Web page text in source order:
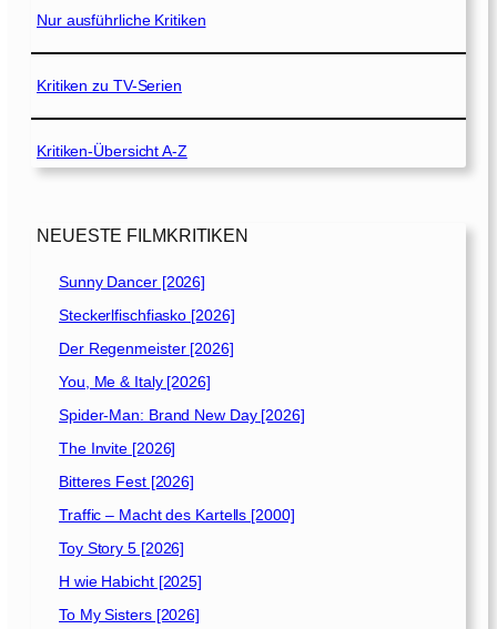
„
O
l
T
w
e
h
“
2
0
0
]
Nur ausführliche Kritiken
Kritiken zu TV-Serien
Kritiken-Übersicht A-Z
NEUESTE FILMKRITIKEN
Sunny Dancer [2026]
Steckerlfischfiasko [2026]
Der Regenmeister [2026]
You, Me & Italy [2026]
Spider-Man: Brand New Day [2026]
The Invite [2026]
Bitteres Fest [2026]
Traffic – Macht des Kartells [2000]
Toy Story 5 [2026]
H wie Habicht [2025]
To My Sisters [2026]